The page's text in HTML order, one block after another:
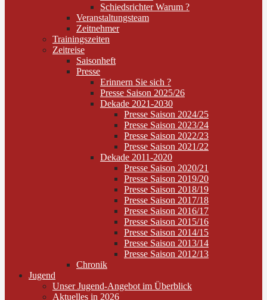
Schiedsrichter Warum ?
Veranstaltungsteam
Zeitnehmer
Trainingszeiten
Zeitreise
Saisonheft
Presse
Erinnern Sie sich ?
Presse Saison 2025/26
Dekade 2021-2030
Presse Saison 2024/25
Presse Saison 2023/24
Presse Saison 2022/23
Presse Saison 2021/22
Dekade 2011-2020
Presse Saison 2020/21
Presse Saison 2019/20
Presse Saison 2018/19
Presse Saison 2017/18
Presse Saison 2016/17
Presse Saison 2015/16
Presse Saison 2014/15
Presse Saison 2013/14
Presse Saison 2012/13
Chronik
Jugend
Unser Jugend-Angebot im Überblick
Aktuelles in 2026